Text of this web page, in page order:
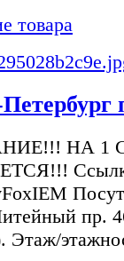
товара
НА 1
пр.
Этаж/